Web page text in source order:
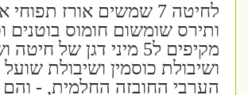
לחיטה 7 שמשים אורז תפוחי
ותירס שומשום חומוס בוטנים
מקיפים ל5 מיני דגן של חיטה
ושיבולת כוסמין ושיבולת שועל